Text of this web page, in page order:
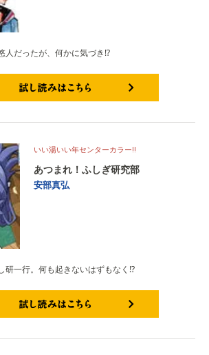
人だったが、何かに気づき⁉
いい湯いい年センターカラー!!
あつまれ！ふしぎ研究部
安部真弘
研一行。何も起きないはずもなく⁉